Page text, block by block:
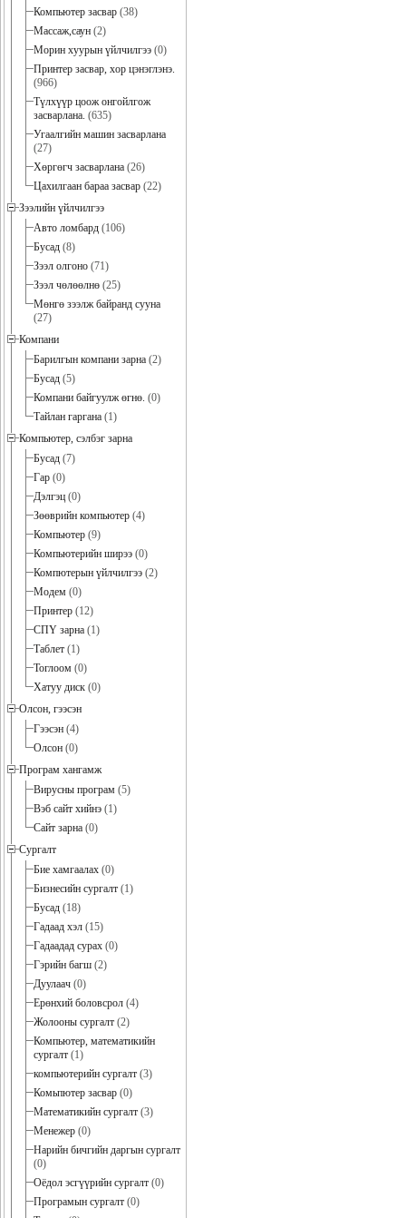
Компьютер засвар (38)
Массаж,саун (2)
Морин хуурын үйлчилгээ (0)
Принтер засвар, хор цэнэглэнэ.
(966)
Түлхүүр цоож онгойлгож
засварлана. (635)
Угаалгийн машин засварлана
(27)
Хөргөгч засварлана (26)
Цахилгаан бараа засвар (22)
Зээлийн үйлчилгээ
Авто ломбард (106)
Бусад (8)
Зээл олгоно (71)
Зээл чөлөөлнө (25)
Мөнгө зээлж байранд сууна
(27)
Компани
Барилгын компани зарна (2)
Бусад (5)
Компани байгуулж өгнө. (0)
Тайлан гаргана (1)
Компьютер, сэлбэг зарна
Бусад (7)
Гар (0)
Дэлгэц (0)
Зөөврийн компьютер (4)
Компьютер (9)
Компьютерийн ширээ (0)
Компютерын үйлчилгээ (2)
Модем (0)
Принтер (12)
СПҮ зарна (1)
Таблет (1)
Тоглоом (0)
Хатуу диск (0)
Олсон, гээсэн
Гээсэн (4)
Олсон (0)
Програм хангамж
Вирусны програм (5)
Вэб сайт хийнэ (1)
Сайт зарна (0)
Сургалт
Бие хамгаалах (0)
Бизнесийн сургалт (1)
Бусад (18)
Гадаад хэл (15)
Гадаадад сурах (0)
Гэрийн багш (2)
Дуулаач (0)
Ерөнхий боловсрол (4)
Жолооны сургалт (2)
Компьютер, математикийн
сургалт (1)
компьютерийн сургалт (3)
Комьпютер засвар (0)
Математикийн сургалт (3)
Менежер (0)
Нарийн бичгийн даргын сургалт
(0)
Оёдол эсгүүрийн сургалт (0)
Програмын сургалт (0)